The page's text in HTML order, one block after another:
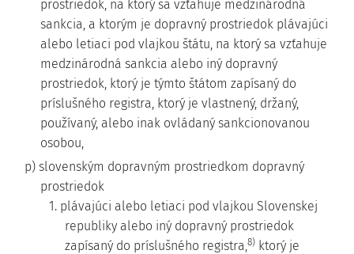
prostriedok, na ktorý sa vzťahuje medzinárodná
sankcia, a ktorým je dopravný prostriedok plávajúci
alebo letiaci pod vlajkou štátu, na ktorý sa vzťahuje
medzinárodná sankcia alebo iný dopravný
prostriedok, ktorý je týmto štátom zapísaný do
príslušného registra, ktorý je vlastnený, držaný,
používaný, alebo inak ovládaný sankcionovanou
osobou,
p) slovenským dopravným prostriedkom dopravný
prostriedok
1. plávajúci alebo letiaci pod vlajkou Slovenskej
republiky alebo iný dopravný prostriedok
zapísaný do príslušného registra,8) ktorý je